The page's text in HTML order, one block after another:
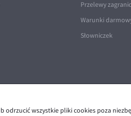
odrzucić wszystkie pliki cookies poza
Przelewy
Warunki
Słowniczek
i cookies | Deklaracja